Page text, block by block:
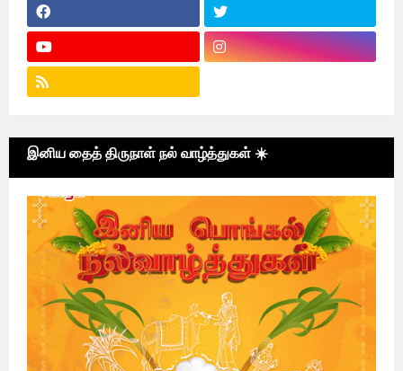
இனிய தைத் திருநாள் நல் வாழ்த்துகள் ☀️